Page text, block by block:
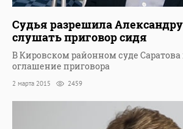
Судья разрешила
слушать приговор сидя
В Кировском районном суде
оглашение приговора
2 марта 2015 2459